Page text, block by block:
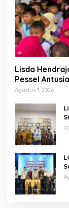
Lisda
Pessel
Agustus 3, 2026